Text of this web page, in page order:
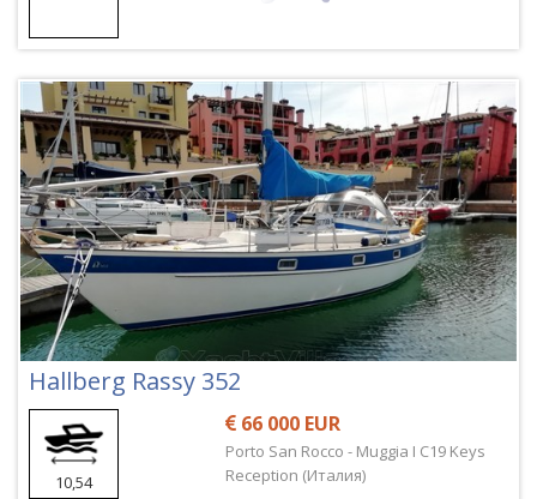
Hallberg Rassy 352
10,54
66 000 EUR
Porto San Rocco - Muggia I C19 Keys
Reception (Италия)